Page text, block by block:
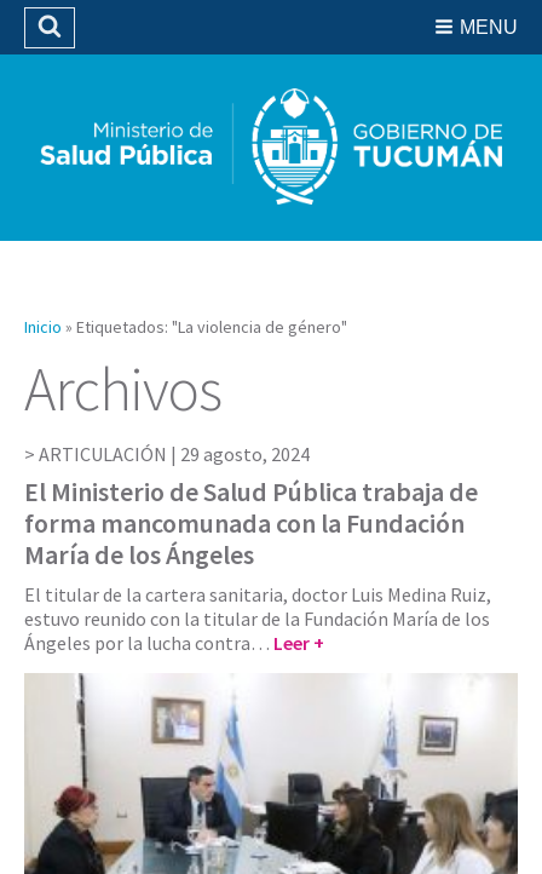
Biblioteca
MENU
Buscar
Inicio » Etiquetados: "La violencia de género"
Archivos
ARTICULACIÓN | 29 agosto, 2024
El Ministerio de Salud Pública trabaja de
forma mancomunada con la Fundación
María de los Ángeles
El titular de la cartera sanitaria, doctor Luis Medina Ruiz,
estuvo reunido con la titular de la Fundación María de los
Ángeles por la lucha contra… Leer +